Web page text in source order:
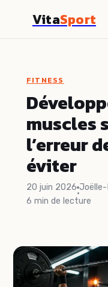
VitaSport
Nutrition
Sport
Santé
Bien-être
FITNESS
muscles
l’erreur
éviter
20 juin 2026
·
Joëlle-
6 min de lecture